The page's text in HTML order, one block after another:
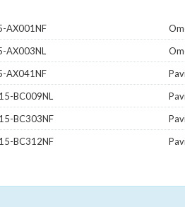
AX001NF
AX003NL
AX041NF
BC009NL
BC303NF
BC312NF